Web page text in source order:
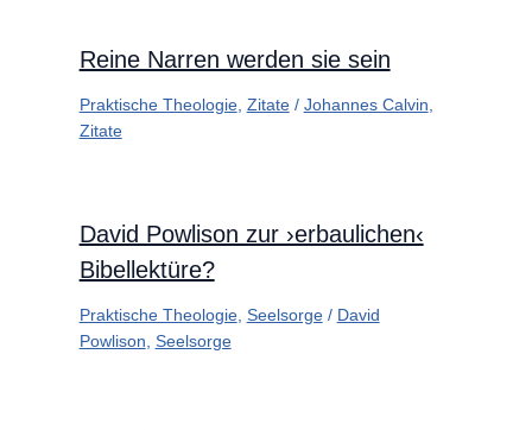
Reine Narren werden sie sein
Praktische Theologie, Zitate/ Johannes Calvin
Zitate
David Powlison zur ›erbaulichen‹
Bibellektüre?
Praktische Theologie, Seelsorge/ David
Powlison Seelsorge